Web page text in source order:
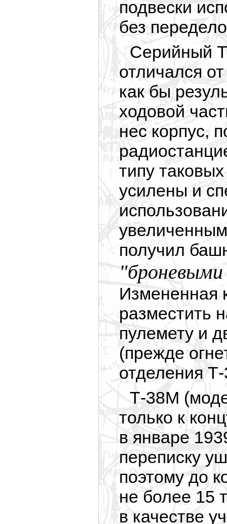
подвески
без
Серийный
отличался
как бы
ходовой
нес корпус,
типу
усилены и
получил
Измененная
разместить
пулемету и
(прежде
отделения
Т-38М
только к
в январе
переписку
поэтому до
не более 15
в качестве